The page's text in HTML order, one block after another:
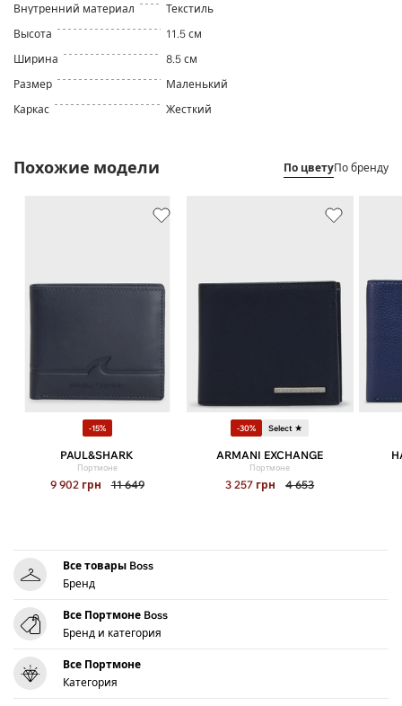
Внутренний материал
Текстиль
Высота
11.5 см
Ширина
8.5 см
Размер
Маленький
Каркас
Жесткий
Похожие модели По цветуПо бренду
-15%
PAUL&SHARK
Портмоне
9 902 грн 11 649
-30% Select ★
ARMANI EXCHANGE
Портмоне
3 257 грн 4 653
Все товары Boss
Бренд
Все Портмоне Boss
Бренд и категория
Все Портмоне
Категория